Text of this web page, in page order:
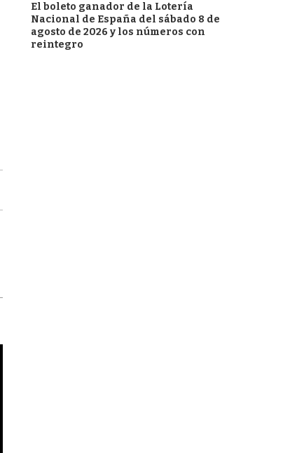
El boleto ganador de la Lotería
Nacional de España del sábado 8 de
agosto de 2026 y los números con
reintegro